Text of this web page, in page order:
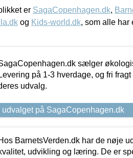
er SagaCopenhagen.dk,
og Kids-world.dk, som alle har
sælger
på 1-3 hverdage, og fri
udvalg.
udvalget på SagaCopenhagen.dk
BarnetsVerden.dk har de nøje
udvikling og læring. De er